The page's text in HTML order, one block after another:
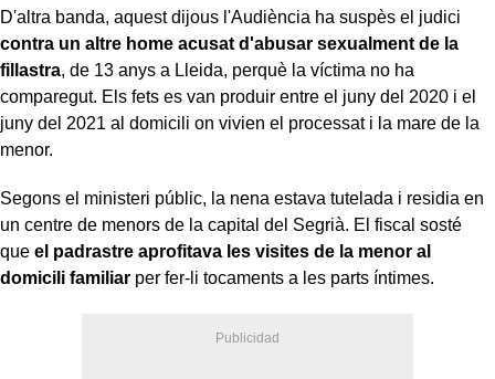
D'altra banda, aquest dijous l'Audiència ha suspès el judici
contra un altre home acusat d'abusar sexualment de la
fillastra, de 13 anys a Lleida, perquè la víctima no ha
comparegut. Els fets es van produir entre el juny del 2020 i el
juny del 2021 al domicili on vivien el processat i la mare de la
menor.
Segons el ministeri públic, la nena estava tutelada i residia en
un centre de menors de la capital del Segrià. El fiscal sosté
que el padrastre aprofitava les visites de la menor al
domicili familiar per fer-li tocaments a les parts íntimes.